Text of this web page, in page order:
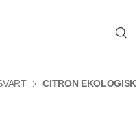
CITRON EKOLOGISK